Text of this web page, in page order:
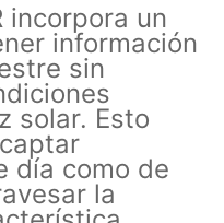
incorpora un
información
sin
solar. Esto
día como de
la